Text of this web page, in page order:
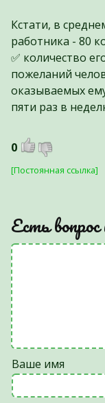
Кстати, в
работника - 80
✅ количество
пожеланий
оказываемых
пяти раз в
0
[Постоянная ссылка]
Есть
Ваше имя